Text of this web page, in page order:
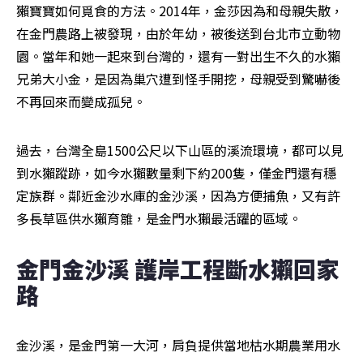
獺寶寶如何覓食的方法。2014年，金莎因為和母親失散，
在金門農路上被發現，由於年幼，被後送到台北市立動物
園。當年和她一起來到台灣的，還有一對出生不久的水獺
兄弟大小金，是因為巢穴遭到怪手開挖，母親受到驚嚇後
不再回來而變成孤兒。
過去，台灣全島1500公尺以下山區的溪流環境，都可以見
到水獺蹤跡，如今水獺數量剩下約200隻，僅金門還有穩
定族群。鄰近金沙水庫的金沙溪，因為方便捕魚，又有許
多長草區供水獺育雛，是金門水獺最活躍的區域。
金門金沙溪 護岸工程斷水獺回家
路
金沙溪，是金門第一大河，肩負提供當地枯水期農業用水